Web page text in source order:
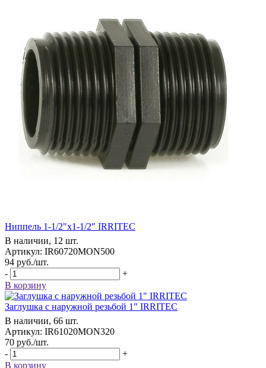
Ниппель 1-1/2"x1-1/2" IRRITEC
В наличии, 12 шт.
Артикул: IR60720MON500
94 руб./шт.
-
+
В корзину
Заглушка с наружной резьбой 1" IRRITEC
В наличии, 66 шт.
Артикул: IR61020MON320
70 руб./шт.
-
+
В корзину